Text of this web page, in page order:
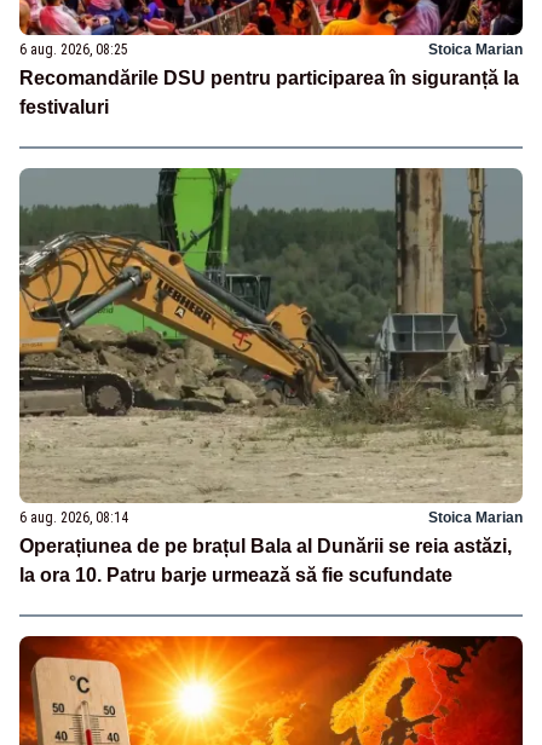
6 aug. 2026, 08:25 Stoica Marian
Recomandările DSU pentru participarea în siguranță la
festivaluri
6 aug. 2026, 08:14 Stoica Marian
Operațiunea de pe brațul Bala al Dunării se reia astăzi,
la ora 10. Patru barje urmează să fie scufundate